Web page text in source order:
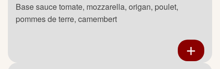
Base sauce tomate, mozzarella, origan, poulet,
pommes de terre, camembert